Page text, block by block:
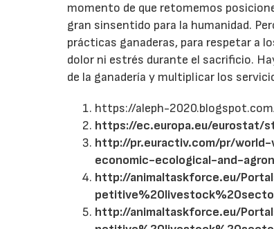
momento de que retomemos
gran sinsentido para la humanidad.
prácticas ganaderas, para respetar a
dolor ni estrés durante el sacrificio.
de la ganadería y multiplicar los
https://aleph-
https://ec.europa.eu/eurostat/
http://pr.euractiv.com/pr/
economic-ecological-and-
http://animaltaskforce.eu/
http://animaltaskforce.eu/